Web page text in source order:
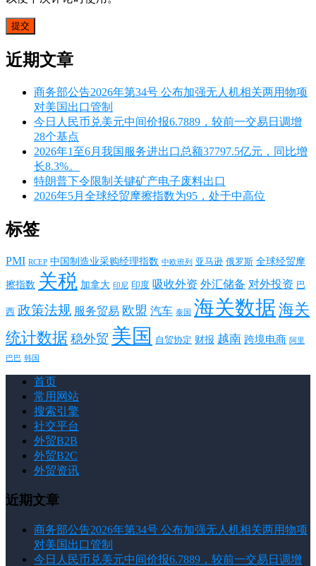
近期文章
商务部公告2026年第34号 公布加强无人机相关两用物项
对美国出口管制
今日人民币兑美元中间价报6.7889，较前一交易日调增
28个基点
2026年1至6月我国服务进出口总额37797.5亿元，同比增
长8.3%。
特朗普下令限制关键矿产电子废料出口
2026年5月全球经贸摩擦指数为95，处于中高位
标签
PMI RCEP 中国制造业采购经理指数 中欧班列 亚马逊 俄罗斯 全球经贸摩
擦指数 关税 加拿大 印尼 印度 吸收外资 外汇储备 对外投资 巴
西 政策法规 服务贸易 欧盟 汽车 泰国 海关数据 海关
统计数据 稳外贸 美国 自贸协定 财报 越南 跨境电商 阿里
巴巴 韩国
首页
常用网站
搜索引擎
社交平台
外贸B2B
外贸B2C
外贸资讯
近期文章
商务部公告2026年第34号 公布加强无人机相关两用物项
对美国出口管制
今日人民币兑美元中间价报6.7889，较前一交易日调增